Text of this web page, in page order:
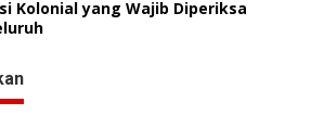
Kolonial yang Wajib Diperiksa